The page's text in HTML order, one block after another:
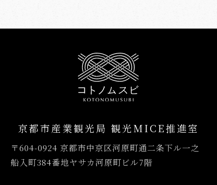
京都市産業観光局 観光MICE推進室
〒604-0924 京都市中京区河原町通二条下ル一之
船入町384番地ヤサカ河原町ビル7階